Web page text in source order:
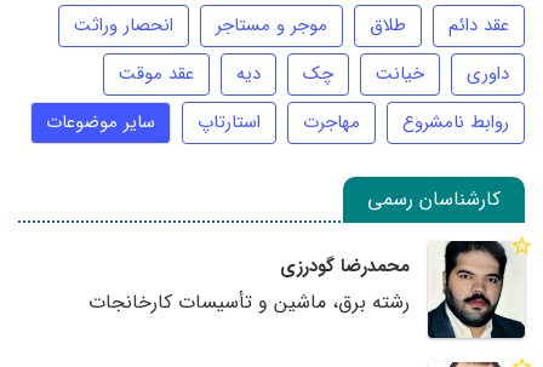
عقد دائم طلاق موجر و مستاجر
انحصار وراثت
داوری
خیانت چک دیه
عقد موقت
روابط نامشروع
مهاجرت استارتاپ سایر موضوعات
کارشناسان رسمی
محمدرضا گودرزی
رشته برق، ماشین و تأسیسات کارخانجات